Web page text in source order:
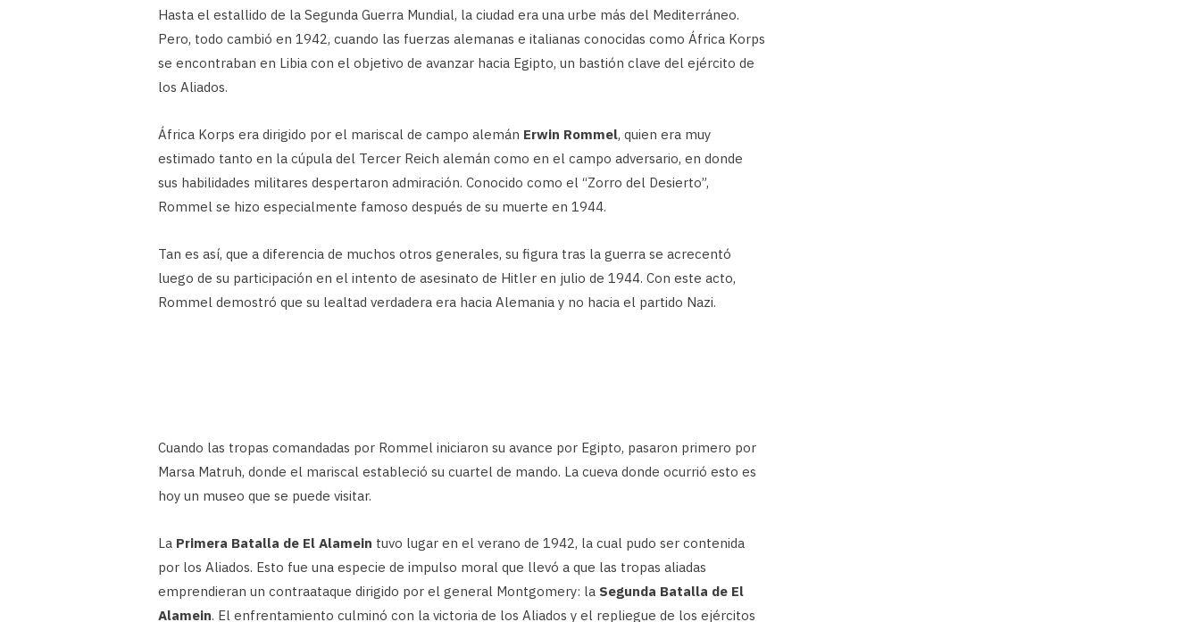
Hasta el estallido de la Segunda Guerra Mundial, la ciudad era una urbe más del Mediterráneo.
Pero, todo cambió en 1942, cuando las fuerzas alemanas e italianas conocidas como África Korps
se encontraban en Libia con el objetivo de avanzar hacia Egipto, un bastión clave del ejército de
los Aliados.
África Korps era dirigido por el mariscal de campo alemán Erwin Rommel, quien era muy
estimado tanto en la cúpula del Tercer Reich alemán como en el campo adversario, en donde
sus habilidades militares despertaron admiración. Conocido como el “Zorro del Desierto”,
Rommel se hizo especialmente famoso después de su muerte en 1944.
Tan es así, que a diferencia de muchos otros generales, su figura tras la guerra se acrecentó
luego de su participación en el intento de asesinato de Hitler en julio de 1944. Con este acto,
Rommel demostró que su lealtad verdadera era hacia Alemania y no hacia el partido Nazi.
Cuando las tropas comandadas por Rommel iniciaron su avance por Egipto, pasaron primero por
Marsa Matruh, donde el mariscal estableció su cuartel de mando. La cueva donde ocurrió esto es
hoy un museo que se puede visitar.
La Primera Batalla de El Alamein tuvo lugar en el verano de 1942, la cual pudo ser contenida
por los Aliados. Esto fue una especie de impulso moral que llevó a que las tropas aliadas
emprendieran un contraataque dirigido por el general Montgomery: la Segunda Batalla de El
Alamein. El enfrentamiento culminó con la victoria de los Aliados y el repliegue de los ejércitos